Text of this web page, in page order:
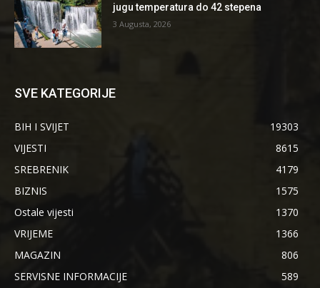
jugu temperatura do 42 stepena
3 Augusta, 2026
SVE KATEGORIJE
BIH I SVIJET
19303
VIJESTI
8615
SREBRENIK
4179
BIZNIS
1575
Ostale vijesti
1370
VRIJEME
1366
MAGAZIN
806
SERVISNE INFORMACIJE
589